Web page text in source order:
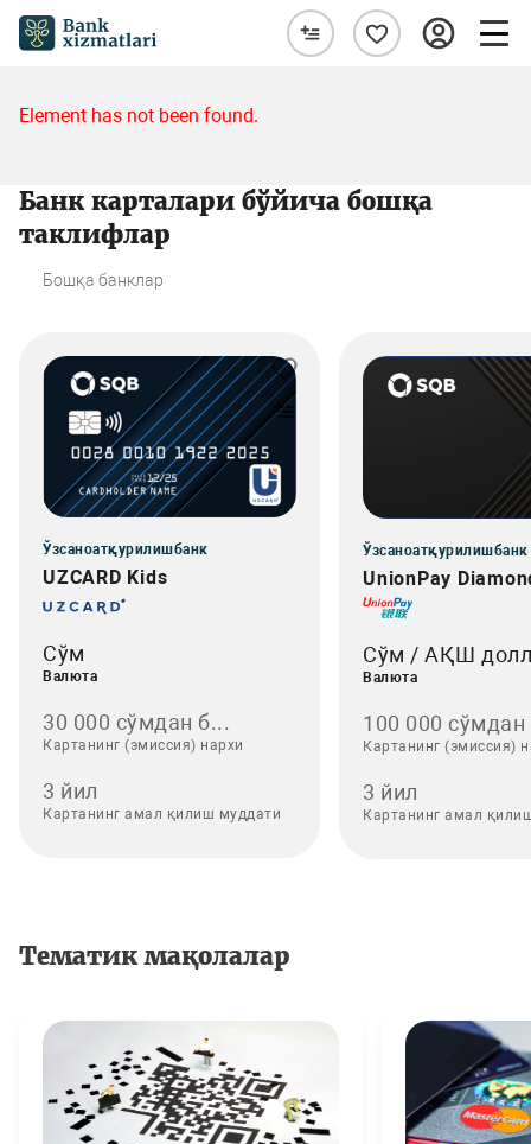
Element has not been found.
Банк карталари бўйича бошқа
таклифлар
Бошқа банклар
Ўзсаноатқурилишбанк
UZCARD Kids
Сўм
Валюта
30 000 сўмдан б...
Картанинг (эмиссия) нархи
3 йил
Картанинг амал қилиш муддати
Ўзсаноатқурилишбанк
UnionPay
Сўм / АҚШ
Валюта
100 000 сўмдан
Картанинг (эмиссия)
3 йил
Картанинг амал
Тематик мақолалар